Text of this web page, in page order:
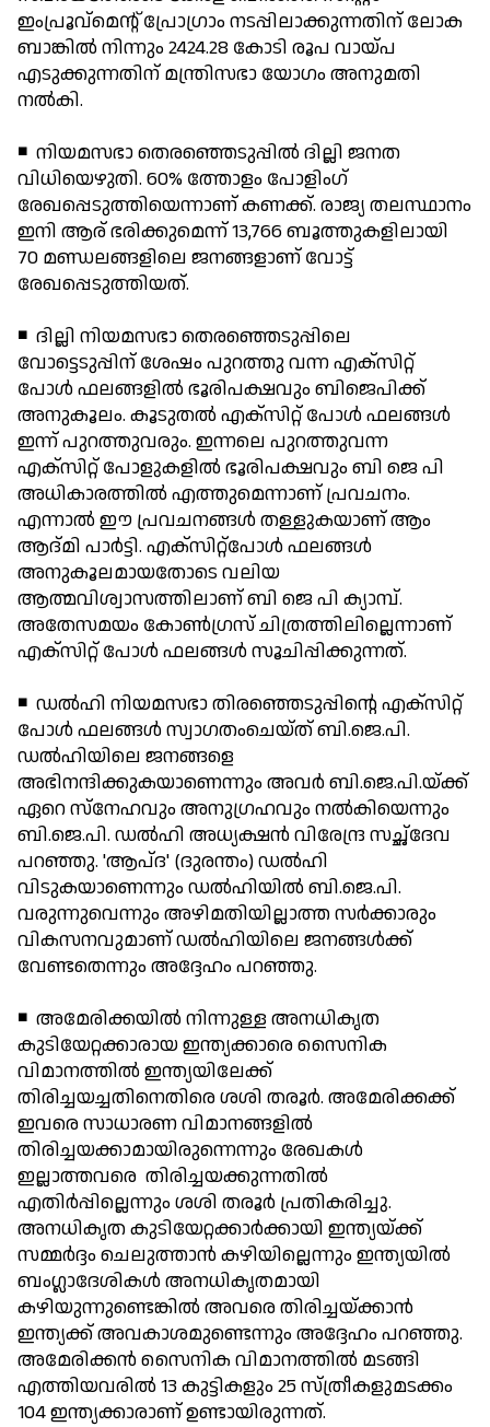
ഇംപ്രൂവ്മെന്റ് പ്രോഗ്രാം നടപ്പിലാക്കുന്നതിന് ലോക
ബാങ്കില്‍ നിന്നും 2424.28 കോടി രൂപ വായ്പ
എടുക്കുന്നതിന് മന്ത്രിസഭാ യോഗം അനുമതി
നല്‍കി.
◾ നിയമസഭാ തെരഞ്ഞെടുപ്പില്‍ ദില്ലി ജനത
വിധിയെഴുതി. 60% ത്തോളം പോളിംഗ്
രേഖപ്പെടുത്തിയെന്നാണ് കണക്ക്. രാജ്യ തലസ്ഥാനം
ഇനി ആര് ഭരിക്കുമെന്ന് 13,766 ബൂത്തുകളിലായി
70 മണ്ഡലങ്ങളിലെ ജനങ്ങളാണ് വോട്ട്
രേഖപ്പെടുത്തിയത്.
◾ ദില്ലി നിയമസഭാ തെരഞ്ഞെടുപ്പിലെ
വോട്ടെടുപ്പിന് ശേഷം പുറത്തു വന്ന എക്‌സിറ്റ്
പോള്‍ ഫലങ്ങളില്‍ ഭൂരിപക്ഷവും ബിജെപിക്ക്
അനുകൂലം. കൂടുതല്‍ എക്സിറ്റ് പോള്‍ ഫലങ്ങള്‍
ഇന്ന് പുറത്തുവരും. ഇന്നലെ പുറത്തുവന്ന
എക്സിറ്റ് പോളുകളില്‍ ഭൂരിപക്ഷവും ബി ജെ പി
അധികാരത്തില്‍ എത്തുമെന്നാണ് പ്രവചനം.
എന്നാല്‍ ഈ പ്രവചനങ്ങള്‍ തള്ളുകയാണ് ആം
ആദ്മി പാര്‍ട്ടി. എക്സിറ്റ്പോള്‍ ഫലങ്ങള്‍
അനുകൂലമായതോടെ വലിയ
ആത്മവിശ്വാസത്തിലാണ് ബി ജെ പി ക്യാമ്പ്.
അതേസമയം കോണ്‍ഗ്രസ് ചിത്രത്തിലില്ലെന്നാണ്
എക്സിറ്റ് പോള്‍ ഫലങ്ങള്‍ സൂചിപ്പിക്കുന്നത്.
◾ ഡല്‍ഹി നിയമസഭാ തിരഞ്ഞെടുപ്പിന്റെ എക്‌സിറ്റ്
പോള്‍ ഫലങ്ങള്‍ സ്വാഗതംചെയ്ത് ബി.ജെ.പി.
ഡല്‍ഹിയിലെ ജനങ്ങളെ
അഭിനന്ദിക്കുകയാണെന്നും അവര്‍ ബി.ജെ.പി.യ്ക്ക്
ഏറെ സ്‌നേഹവും അനുഗ്രഹവും നല്‍കിയെന്നും
ബി.ജെ.പി. ഡല്‍ഹി അധ്യക്ഷന്‍ വിരേന്ദ്ര സച്ഛ്‌ദേവ
പറഞ്ഞു. 'ആപ്ദ' (ദുരന്തം) ഡല്‍ഹി
വിടുകയാണെന്നും ഡല്‍ഹിയില്‍ ബി.ജെ.പി.
വരുന്നുവെന്നും അഴിമതിയില്ലാത്ത സര്‍ക്കാരും
വികസനവുമാണ് ഡല്‍ഹിയിലെ ജനങ്ങള്‍ക്ക്
വേണ്ടതെന്നും അദ്ദേഹം പറഞ്ഞു.
◾ അമേരിക്കയില്‍ നിന്നുള്ള അനധികൃത
കുടിയേറ്റക്കാരായ ഇന്ത്യക്കാരെ സൈനിക
വിമാനത്തില്‍ ഇന്ത്യയിലേക്ക്
തിരിച്ചയച്ചതിനെതിരെ ശശി തരൂര്‍. അമേരിക്കക്ക്
ഇവരെ സാധാരണ വിമാനങ്ങളില്‍
തിരിച്ചയക്കാമായിരുന്നെന്നും രേഖകള്‍
ഇല്ലാത്തവരെ തിരിച്ചയക്കുന്നതില്‍
എതിര്‍പ്പില്ലെന്നും ശശി തരൂര്‍ പ്രതികരിച്ചു.
അനധികൃത കുടിയേറ്റക്കാര്‍ക്കായി ഇന്ത്യയ്ക്ക്
സമ്മര്‍ദ്ദം ചെലുത്താന്‍ കഴിയില്ലെന്നും ഇന്ത്യയില്‍
ബംഗ്ലാദേശികള്‍ അനധികൃതമായി
കഴിയുന്നുണ്ടെങ്കില്‍ അവരെ തിരിച്ചയ്ക്കാന്‍
ഇന്ത്യക്ക് അവകാശമുണ്ടെന്നും അദ്ദേഹം പറഞ്ഞു.
അമേരിക്കന്‍ സൈനിക വിമാനത്തില്‍ മടങ്ങി
എത്തിയവരില്‍ 13 കുട്ടികളും 25 സ്ത്രീകളുമടക്കം
104 ഇന്ത്യക്കാരാണ് ഉണ്ടായിരുന്നത്.